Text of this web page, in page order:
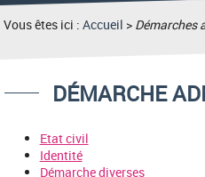
Vous êtes ici :Accueil > Démarches
DÉMARCHE
Etat civil
Identité
Démarche diverses